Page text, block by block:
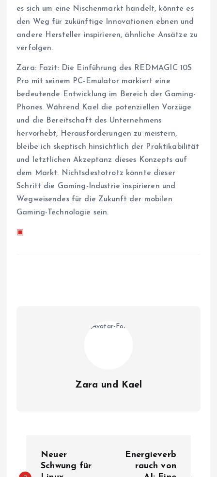
es sich um eine Nischenmarkt handelt, könnte es
den Weg für zukünftige Innovationen ebnen und
andere Hersteller inspirieren, ähnliche Ansätze zu
verfolgen.
Zara: Fazit: Die Einführung des REDMAGIC 10S
Pro mit seinem PC-Emulator markiert eine
bedeutende Entwicklung im Bereich der Gaming-
Phones. Während Kael die potenziellen Vorzüge
und die Bereitschaft des Unternehmens
hervorhebt, Herausforderungen zu meistern,
bleibe ich skeptisch hinsichtlich der Praktikabilität
und letztlichen Akzeptanz dieses Konzepts auf
dem Markt. Nichtsdestotrotz könnte dieser
Schritt die Gaming-Industrie inspirieren und
Wegweisendes für die Zukunft der mobilen
Gaming-Technologie sein.
▣
Zara und Kael
e
Neuer
Schwung für
Energieverb
rauch von